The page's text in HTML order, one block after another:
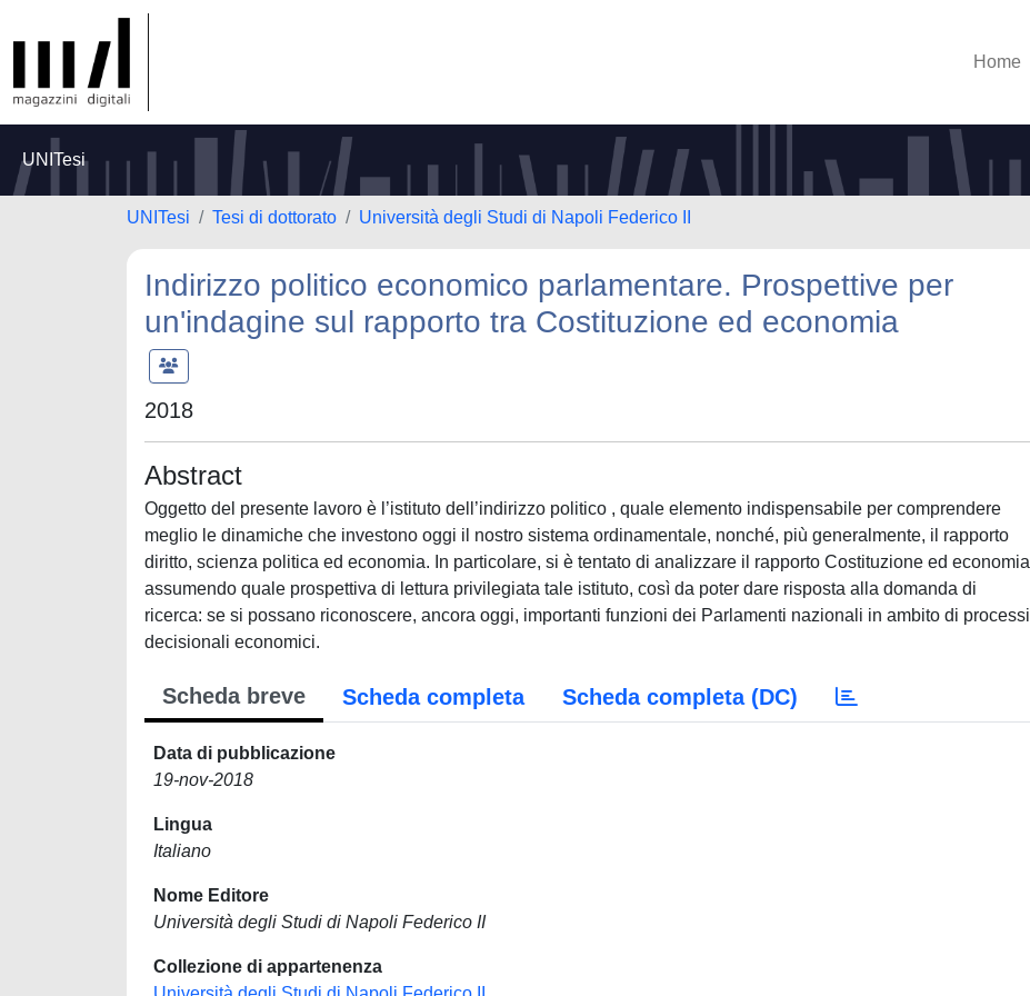
Home
UNITesi
UNITesi Tesi di dottorato Università degli Studi di Napoli Federico II
Indirizzo politico economico parlamentare. Prospettive per
un'indagine sul rapporto tra Costituzione ed economia
2018
Abstract
Oggetto del presente lavoro è l’istituto dell’indirizzo politico , quale elemento indispensabile per comprendere
meglio le dinamiche che investono oggi il nostro sistema ordinamentale, nonché, più generalmente, il rapporto
diritto, scienza politica ed economia. In particolare, si è tentato di analizzare il rapporto Costituzione ed economia
assumendo quale prospettiva di lettura privilegiata tale istituto, così da poter dare risposta alla domanda di
ricerca: se si possano riconoscere, ancora oggi, importanti funzioni dei Parlamenti nazionali in ambito di processi
decisionali economici.
Scheda breve Scheda completa Scheda completa (DC)
Data di pubblicazione
19-nov-2018
Lingua
Italiano
Nome Editore
Università degli Studi di Napoli Federico II
Collezione di appartenenza